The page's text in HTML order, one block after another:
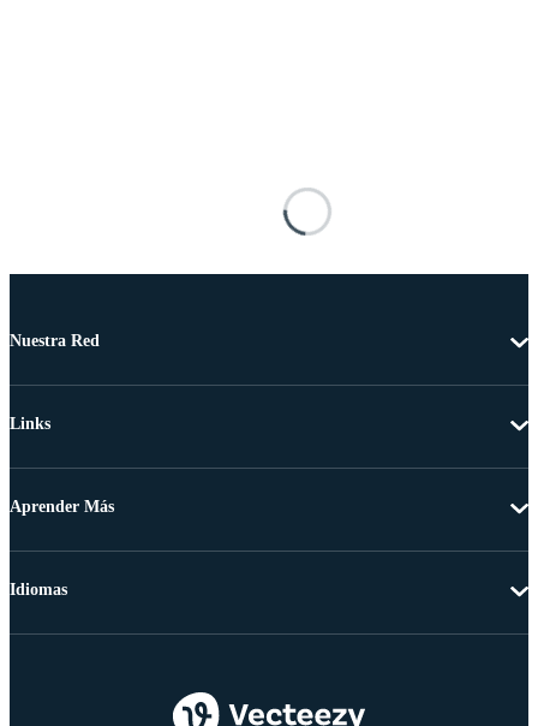
Nuestra Red
Links
Aprender Más
Idiomas